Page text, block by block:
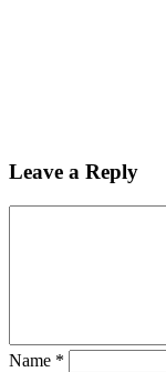
Leave a Reply
Name *